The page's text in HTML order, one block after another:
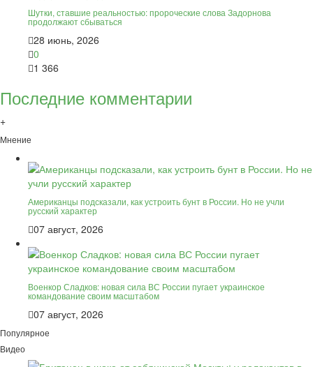
Шутки, ставшие реальностью: пророческие слова Задорнова
продолжают сбываться
28 июнь, 2026
0
1 366
Последние комментарии
+
Мнение
Американцы подсказали, как устроить бунт в России. Но не учли
русский характер
07 август, 2026
Военкор Сладков: новая сила ВС России пугает украинское
командование своим масштабом
07 август, 2026
Популярное
Видео